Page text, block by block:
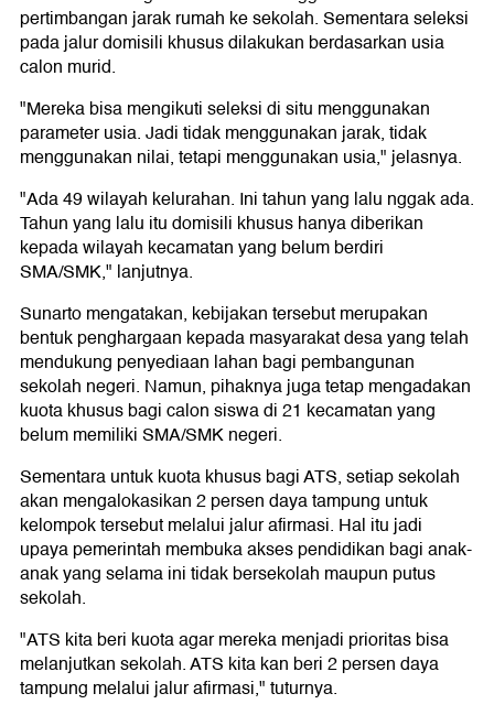
pertimbangan jarak rumah ke sekolah. Sementara seleksi
pada jalur domisili khusus dilakukan berdasarkan usia
calon murid.
"Mereka bisa mengikuti seleksi di situ menggunakan
parameter usia. Jadi tidak menggunakan jarak, tidak
menggunakan nilai, tetapi menggunakan usia," jelasnya.
"Ada 49 wilayah kelurahan. Ini tahun yang lalu nggak ada.
Tahun yang lalu itu domisili khusus hanya diberikan
kepada wilayah kecamatan yang belum berdiri
SMA/SMK," lanjutnya.
Sunarto mengatakan, kebijakan tersebut merupakan
bentuk penghargaan kepada masyarakat desa yang telah
mendukung penyediaan lahan bagi pembangunan
sekolah negeri. Namun, pihaknya juga tetap mengadakan
kuota khusus bagi calon siswa di 21 kecamatan yang
belum memiliki SMA/SMK negeri.
Sementara untuk kuota khusus bagi ATS, setiap sekolah
akan mengalokasikan 2 persen daya tampung untuk
kelompok tersebut melalui jalur afirmasi. Hal itu jadi
upaya pemerintah membuka akses pendidikan bagi anak-
anak yang selama ini tidak bersekolah maupun putus
sekolah.
"ATS kita beri kuota agar mereka menjadi prioritas bisa
melanjutkan sekolah. ATS kita kan beri 2 persen daya
tampung melalui jalur afirmasi," tuturnya.